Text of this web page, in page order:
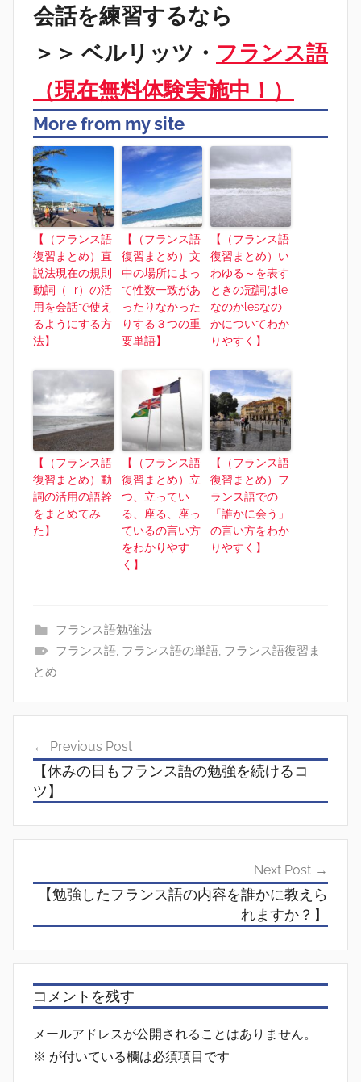
会話を練習するなら
＞＞ ベルリッツ・ フランス語
（現在無料体験実施中！）
More from my site
【（フランス語
復習まとめ）直
説法現在の規則
動詞（-ir）の活
用を会話で使え
るようにする方
法】
【（フランス語
復習まとめ）文
中の場所によっ
て性数一致があ
ったりなかった
りする３つの重
要単語】
【（フランス語
復習まとめ）い
わゆる～を表す
ときの冠詞はle
なのかlesなの
かについてわか
りやすく】
【（フランス語
復習まとめ）動
詞の活用の語幹
をまとめてみ
た】
【（フランス語
復習まとめ）立
つ、立ってい
る、座る、座っ
ているの言い方
をわかりやす
く】
【（フランス語
復習まとめ）フ
ランス語での
「誰かに会う」
の言い方をわか
りやすく】
フランス語勉強法
フランス語, フランス語の単語, フランス語復習ま
とめ
ゲ
ョ
ン
Previous Post
【休みの日もフランス語の勉強を続けるコ
ツ】
Next Post
【勉強したフランス語の内容を誰かに教えら
れますか？】
コメントを残す
メールアドレスが公開されることはありません。
※ が付いている欄は必須項目です